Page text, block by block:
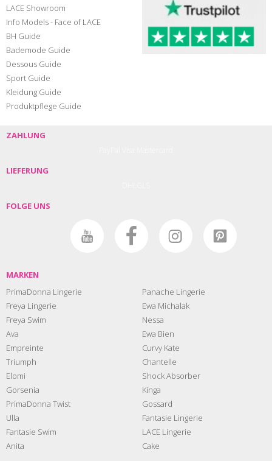
LACE Showroom
Info Models - Face of LACE
BH Guide
Bademode Guide
Dessous Guide
Sport Guide
Kleidung Guide
Produktpflege Guide
ZAHLUNG
LIEFERUNG
FOLGE UNS
MARKEN
PrimaDonna Lingerie
Freya Lingerie
Freya Swim
Ava
Empreinte
Triumph
Elomi
Gorsenia
PrimaDonna Twist
Ulla
Fantasie Swim
Anita
Panache Lingerie
Ewa Michalak
Nessa
Ewa Bien
Curvy Kate
Chantelle
Shock Absorber
Kinga
Gossard
Fantasie Lingerie
LACE Lingerie
Cake